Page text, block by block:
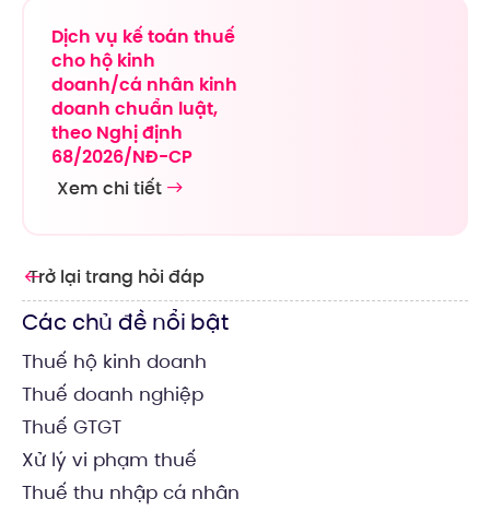
Trở lại trang hỏi đáp
Các chủ đề nổi bật
Thuế hộ kinh doanh
Thuế doanh nghiệp
Thuế GTGT
Xử lý vi phạm thuế
Thuế thu nhập cá nhân
Dịch vụ kế toán thuế
cho hộ kinh
doanh/cá nhân kinh
doanh chuẩn luật,
theo Nghị định
68/2026/NĐ-CP
Xem chi tiết